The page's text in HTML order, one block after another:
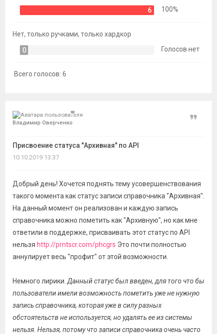
6 100%
Нет, только ручками, только хардкор
0 Голосов нет
Всего голосов: 6
Владимир Оверченко
Присвоение статуса "Архивная" по API
Цитата
10.10.2019 13:37
Добрый день! Хочется поднять тему усовершенствования
такого момента как статус записи справочника "Архивная".
На данный момент он реализован и каждую запись
справочника можно пометить как "Архивную", но как мне
ответили в поддержке, присваивать этот статус по API
нельзя http://prntscr.com/phcgrs Это почти полностью
аннулирует весь "профит" от этой возможности.
Немного лирики. Данный статус был введен, для того что бы
пользователи имели возможность пометить уже не нужную
запись справочника, которая уже в силу разных
обстоятельств не используется, но удалять ее из системы
нельзя. Нельзя, потому что записи справочника очень часто